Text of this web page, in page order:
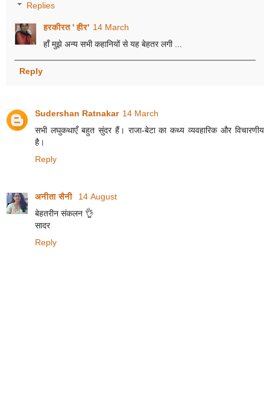
Replies
हरकीरत ' हीर' 14 March
हाँ मुझे अन्य सभी कहानियों से यह बेहतर लगी ...
Reply
Sudershan Ratnakar 14 March
सभी लघुकथाएँ बहुत सुंदर हैं। राजा-बेटा का कथ्य व्यवहारिक और विचारणीय
है।
Reply
अनीता सैनी
14 August
बेहतरीन संकलन 👌
सादर
Reply